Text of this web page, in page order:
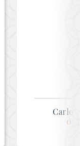
03/